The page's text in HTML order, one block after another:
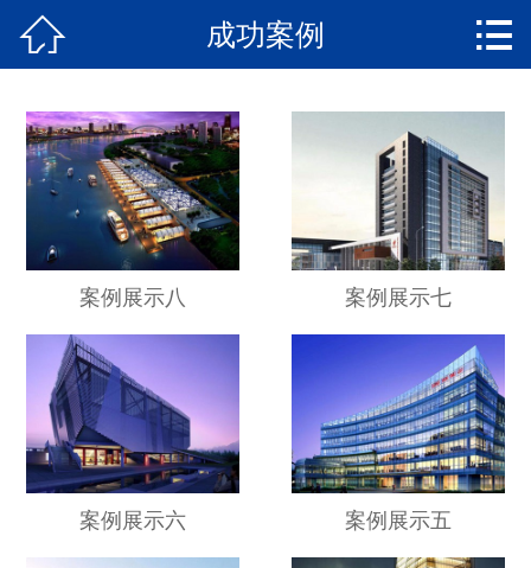
产品中心
新闻动态
成功案例
荣誉资质
技术支持
联系我们
在线留言
 成功案例 
案例展示八 案例展示七
案例展示六 案例展示五